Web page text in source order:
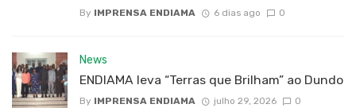
By IMPRENSA ENDIAMA 6 dias ago 0
News
ENDIAMA leva “Terras que Brilham” ao Dundo
By IMPRENSA ENDIAMA julho 29, 2026 0